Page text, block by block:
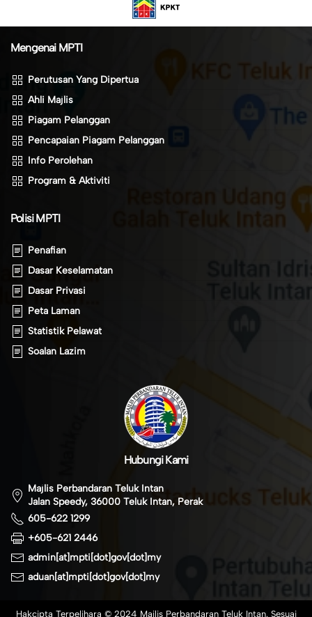
Mengenai MPTI
Perutusan Yang Dipertua
Ahli Majlis
Piagam Pelanggan
Pencapaian Piagam Pelanggan
Info Perolehan
Program & Aktiviti
Polisi MPTI
Penafian
Dasar Keselamatan
Dasar Privasi
Peta Laman
Statistik Pelawat
Soalan Lazim
Hubungi Kami
Majlis Perbandaran Teluk Intan
Jalan Speedy, 36000 Teluk Intan, Perak
605-622 1299
+605-621 2446
admin[at]mpti[dot]gov[dot]my
aduan[at]mpti[dot]gov[dot]my
Hakcipta Terpelihara © 2024 Majlis Perbandaran Teluk Intan. Sesuai